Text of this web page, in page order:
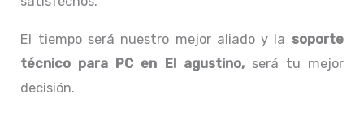
El tiempo será nuestro mejor aliado y la soporte
técnico para PC en El agustino, será tu mejor
decisión.